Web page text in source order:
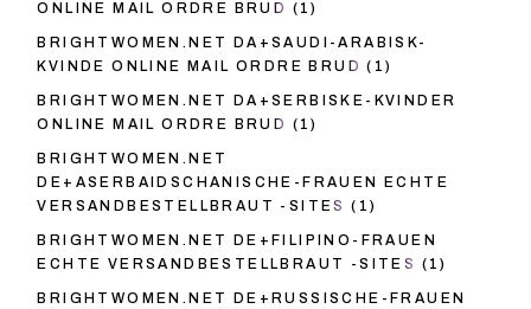
ONLINE MAIL ORDRE BRUD (1)
BRIGHTWOMEN.NET DA+SAUDI-ARABISK-
KVINDE ONLINE MAIL ORDRE BRUD (1)
BRIGHTWOMEN.NET DA+SERBISKE-KVINDER
ONLINE MAIL ORDRE BRUD (1)
BRIGHTWOMEN.NET
DE+ASERBAIDSCHANISCHE-FRAUEN ECHTE
VERSANDBESTELLBRAUT -SITES (1)
BRIGHTWOMEN.NET DE+FILIPINO-FRAUEN
ECHTE VERSANDBESTELLBRAUT -SITES (1)
BRIGHTWOMEN.NET DE+RUSSISCHE-FRAUEN